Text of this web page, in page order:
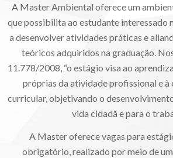
A Master Ambiental oferece um
que possibilita ao estudante interessado
a desenvolver atividades práticas e
teóricos adquiridos na graduação.
11.778/2008, “o estágio visa ao
próprias da atividade profissional e à
curricular, objetivando o
vida cidadã e para o
A Master oferece vagas para
obrigatório, realizado por meio de